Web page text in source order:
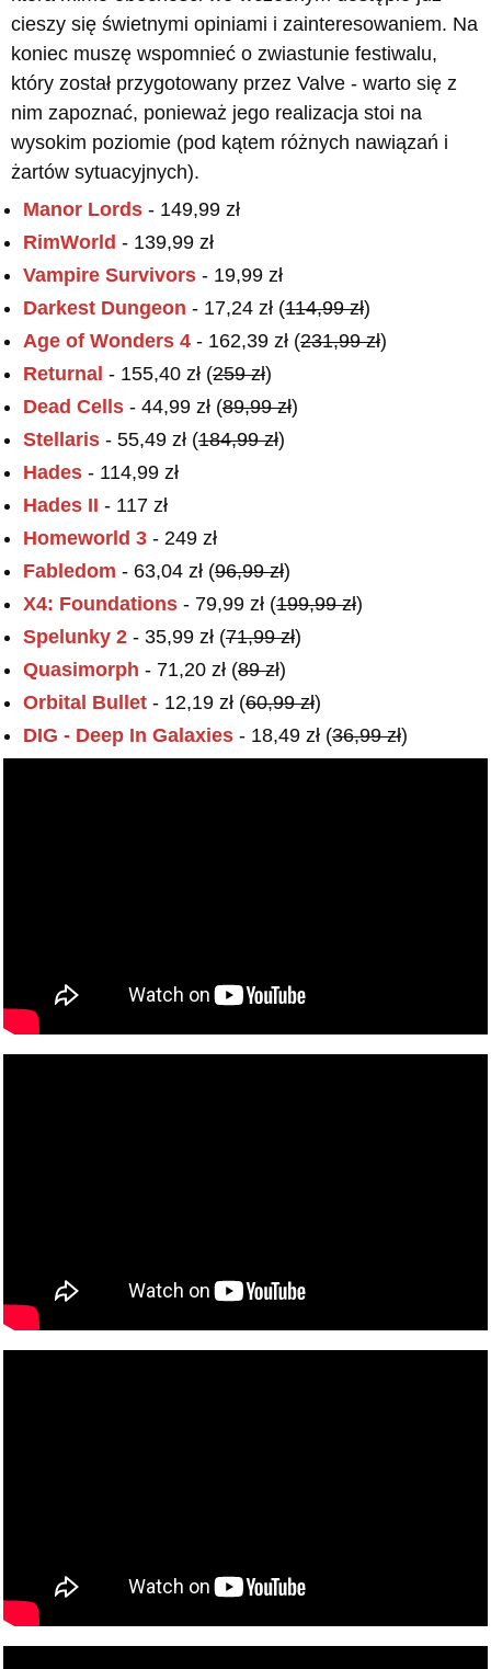
cieszy się świetnymi opiniami i zainteresowaniem. Na
koniec muszę wspomnieć o zwiastunie festiwalu,
który został przygotowany przez Valve - warto się z
nim zapoznać, ponieważ jego realizacja stoi na
wysokim poziomie (pod kątem różnych nawiązań i
żartów sytuacyjnych).
Manor Lords - 149,99 zł
RimWorld - 139,99 zł
Vampire Survivors - 19,99 zł
Darkest Dungeon - 17,24 zł (114,99 zł)
Age of Wonders 4 - 162,39 zł (231,99 zł)
Returnal - 155,40 zł (259 zł)
Dead Cells - 44,99 zł (89,99 zł)
Stellaris - 55,49 zł (184,99 zł)
Hades - 114,99 zł
Hades II - 117 zł
Homeworld 3 - 249 zł
Fabledom - 63,04 zł (96,99 zł)
X4: Foundations - 79,99 zł (199,99 zł)
Spelunky 2 - 35,99 zł (71,99 zł)
Quasimorph - 71,20 zł (89 zł)
Orbital Bullet - 12,19 zł (60,99 zł)
DIG - Deep In Galaxies - 18,49 zł (36,99 zł)